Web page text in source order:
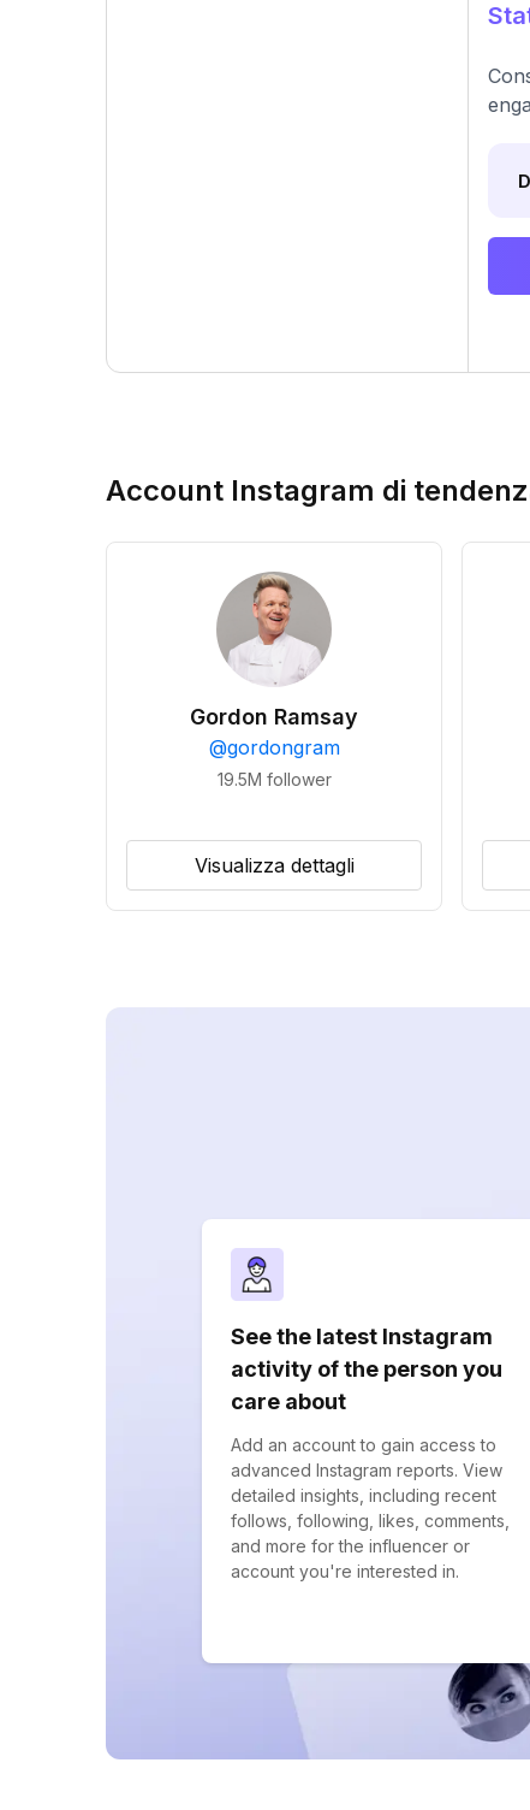
Account Instagram di
Gordon Ramsay
@gordongram
19.5M follower
Visualizza dettagli
See the latest Instagram
activity of the person you
care about
Add an account to gain access to
advanced Instagram reports. View
detailed insights, including recent
follows, following, likes, comments,
and more for the influencer or
account you're interested in.